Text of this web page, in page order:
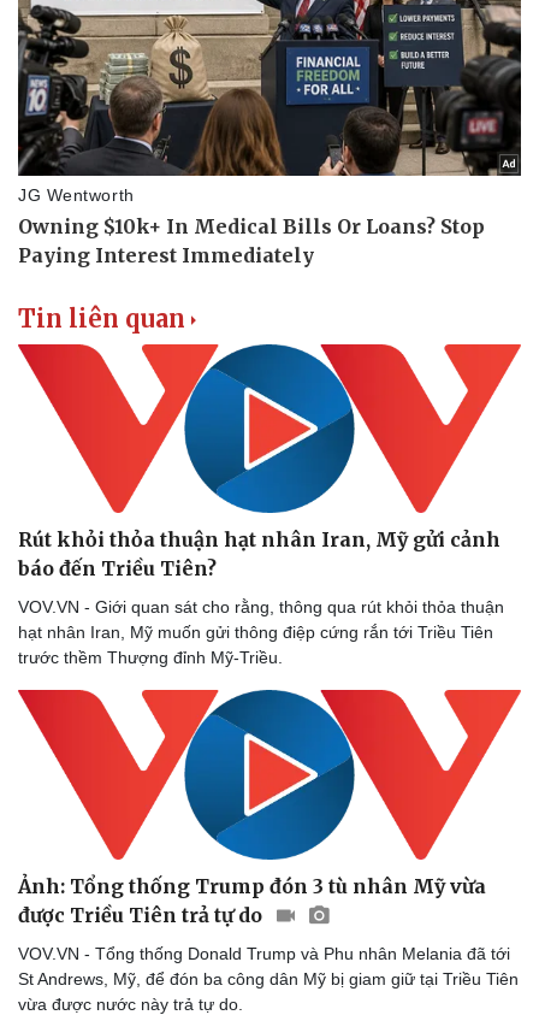
Sức khỏe
Dinh dưỡng - món ngon
Cây thuốc
Sản phụ khoa
Nhi khoa
Làm đẹp - giảm cân
Phòng mạch online
Ăn sạch sống khỏe
Đời sống
Nhà đẹp
Blog
Tình yêu - Gia đình
Tin liên quan
Rút khỏi thỏa thuận hạt nhân Iran, Mỹ gửi cảnh
báo đến Triều Tiên?
VOV.VN - Giới quan sát cho rằng, thông qua rút khỏi thỏa thuận
hạt nhân Iran, Mỹ muốn gửi thông điệp cứng rắn tới Triều Tiên
trước thềm Thượng đỉnh Mỹ-Triều.
Ảnh: Tổng thống Trump đón 3 tù nhân Mỹ vừa
được Triều Tiên trả tự do
VOV.VN - Tổng thống Donald Trump và Phu nhân Melania đã tới
St Andrews, Mỹ, để đón ba công dân Mỹ bị giam giữ tại Triều Tiên
vừa được nước này trả tự do.